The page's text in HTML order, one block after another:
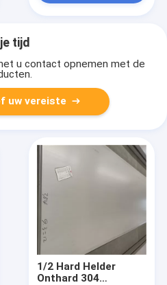
tijd
u contact opnemen met de
uw vereiste
1/2 Hard Helder
Onthard 304